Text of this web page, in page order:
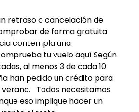
retraso o cancelación de
de forma gratuita
contempla una
tu vuelo aquí Según
al menos 3 de cada 10
han pedido un crédito para
verano. Todos necesitamos
eso implique hacer un